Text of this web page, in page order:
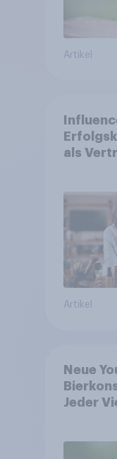
Artikel
als
Artikel
Neue
Jeder
wächst